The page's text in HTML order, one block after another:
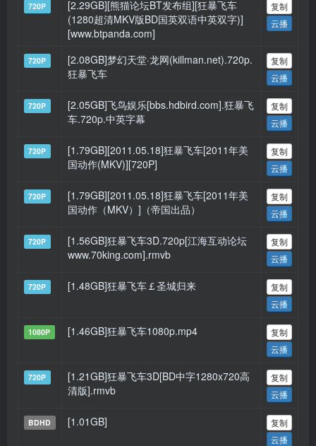
720P
[2.29GB][熊猫论坛BT发布组][狂暴飞车
(1280超清MKV版BD国英双语中英双字)]
[www.btpanda.com]
复制
云播
720P
[2.08GB]梦幻天堂·龙网(killman.net).720p.
狂暴飞车
复制
云播
720P
[2.05GB]飞鸟娱乐[bbs.hdbird.com].狂暴飞
车.720p.中英字幕
复制
云播
720P
[1.79GB][2011.05.18]狂暴飞车[2011年美
国动作(MKV)][720P]
复制
云播
720P
[1.79GB][2011.05.18]狂暴飞车[2011年美
国动作（MKV）]（帝国出品）
复制
云播
720P
[1.56GB]狂暴飞车3D.720p[江海互动论坛
www.70king.com].rmvb
复制
云播
720P [1.48GB]狂暴飞车￡圣城归来
复制
云播
1080P [1.46GB]狂暴飞车1080p.mp4
复制
云播
720P
[1.21GB]狂暴飞车3D[BD中字1280x720高
清版].rmvb
复制
云播
BDHD [1.01GB]
复制
云播